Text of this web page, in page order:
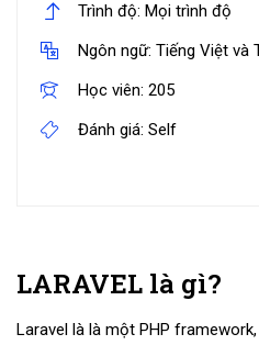
LARAVEL là gì?
Laravel là là một PHP
Trình độ: Mọi trình độ
Ngôn ngữ: Tiếng Việt và
Học viên: 205
Đánh giá: Self